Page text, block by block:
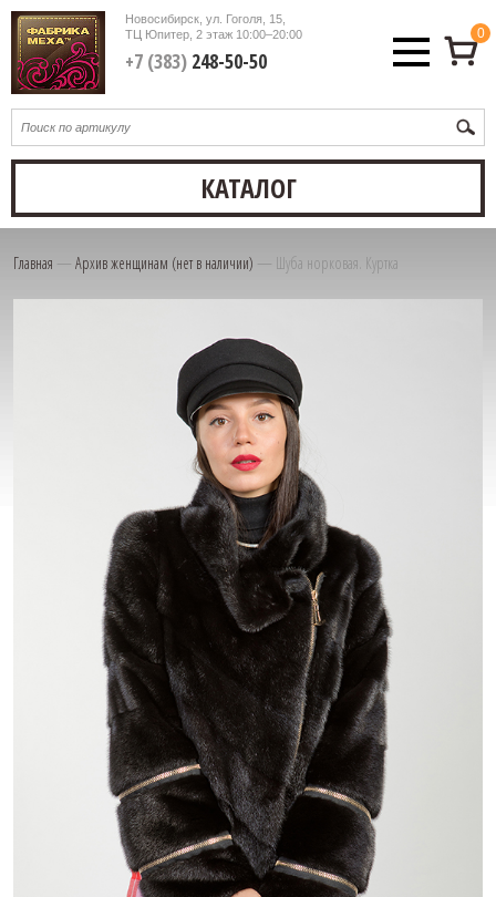
Новосибирск, ул. Гоголя, 15,
ТЦ Юпитер, 2 этаж10:00–20:00
+7 (383)248-50-50
0
КАТАЛОГ
Главная — Архив женщинам (нет в наличии) — Шуба норковая. Куртка